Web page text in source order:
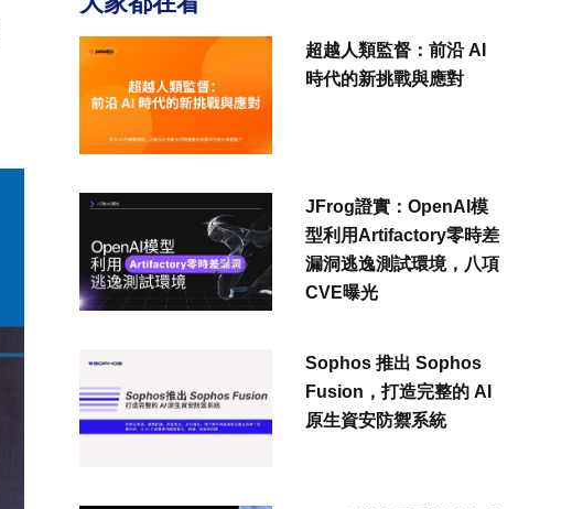
超越人類監督：前沿 AI
時代的新挑戰與應對
JFrog證實：OpenAI模
型利用Artifactory零時差
漏洞逃逸測試環境，八項
CVE曝光
Sophos 推出 Sophos
Fusion，打造完整的 AI
原生資安防禦系統